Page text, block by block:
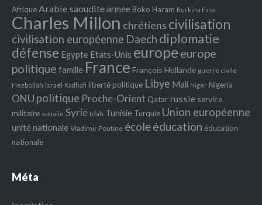
AfriqueArabie saoudite armée Boko Haram Burkina Faso
Charles Millon chrétiens civilisation
civilisation européenne Daech diplomatie
défense Egypte Etats‐Unis europeeurope
politique famille France François Hollande guerre civile
Hezbollah Israël Kadhafi liberté politique Libye Mali Niger Nigeria
ONU politique Proche-Orient Qatar russie service
militaire somalie Syrie tdah Tunisie Turquie Union européenne
unité nationale Vladimir Poutine écoleéducation éducation
nationale
Méta